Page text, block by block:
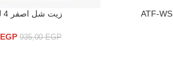
قراءة المزيدزيت شل اصفر 4 لتر 5000
935,00EGP
EGP